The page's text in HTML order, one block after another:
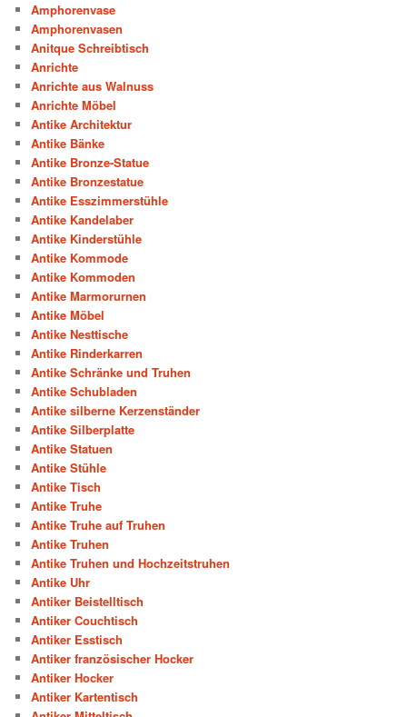
Amphorenvase
Amphorenvasen
Anitque Schreibtisch
Anrichte
Anrichte aus Walnuss
Anrichte Möbel
Antike Architektur
Antike Bänke
Antike Bronze-Statue
Antike Bronzestatue
Antike Esszimmerstühle
Antike Kandelaber
Antike Kinderstühle
Antike Kommode
Antike Kommoden
Antike Marmorurnen
Antike Möbel
Antike Nesttische
Antike Rinderkarren
Antike Schränke und Truhen
Antike Schubladen
Antike silberne Kerzenständer
Antike Silberplatte
Antike Statuen
Antike Stühle
Antike Tisch
Antike Truhe
Antike Truhe auf Truhen
Antike Truhen
Antike Truhen und Hochzeitstruhen
Antike Uhr
Antiker Beistelltisch
Antiker Couchtisch
Antiker Esstisch
Antiker französischer Hocker
Antiker Hocker
Antiker Kartentisch